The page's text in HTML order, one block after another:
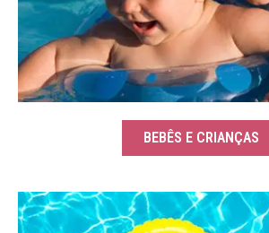
BEBÊS E CRIANÇAS